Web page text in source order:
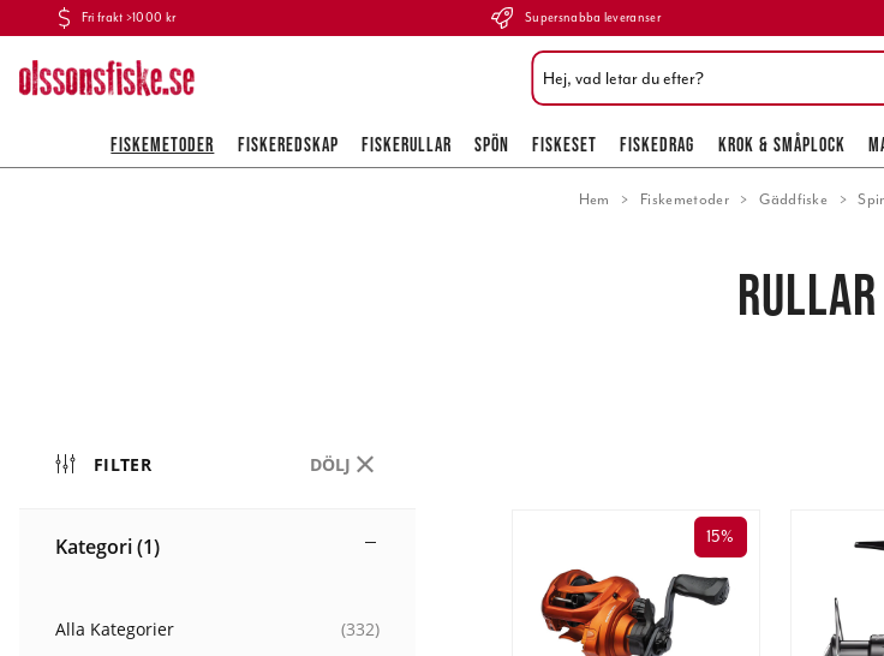
Fri frakt >1000 kr Supersnabba leveranser
FISKEMETODER FISKEREDSKAP FISKERULLAR SPÖN FISKESET FISKEDRAG KROK & SMÅPLOCK
Hem Fiskemetoder Gäddfiske
RULLAR
FILTER DÖLJ
Kategori(1)
Alla Kategorier (332)
15%